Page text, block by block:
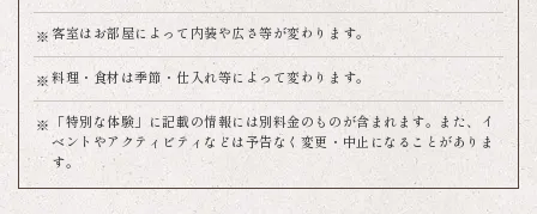
客室はお部屋によって内装や広さ等が変わります。
料理・食材は季節・仕入れ等によって変わります。
「特別な体験」に記載の情報には別料金のものが含まれます。また、イ
ベントやアクティビティなどは予告なく変更・中止になることがありま
す。